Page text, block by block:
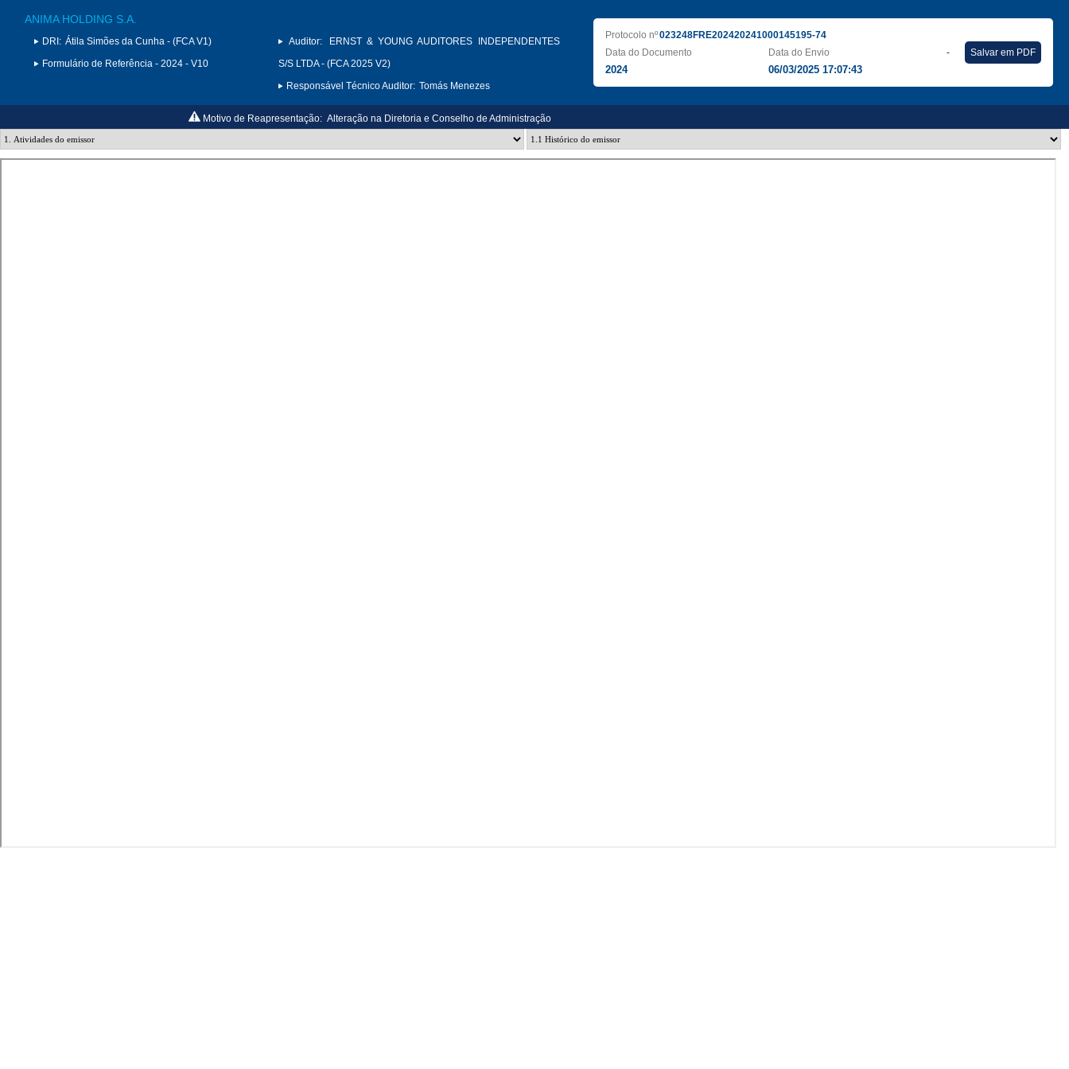
ANIMA HOLDING S.A.
DRI: Átila Simões da Cunha - (FCA V1)
Formulário de Referência - 2024 - V10
Auditor:
ERNST & YOUNG AUDITORES INDEPENDENTES
S/S LTDA - (FCA 2025 V2)
Responsável Técnico Auditor: Tomás Menezes
Protocolo nº023248FRE202420241000145195-74
Data do Documento
2024
Data do Envio
06/03/2025 17:07:43
- Salvar em PDF
Motivo de Reapresentação: Alteração na Diretoria e Conselho de Administração